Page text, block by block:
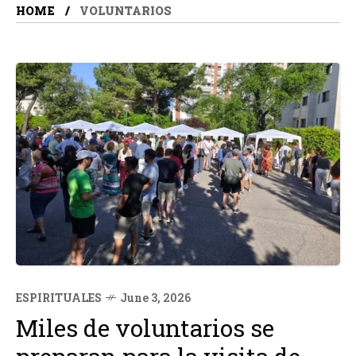
HOME VOLUNTARIOS
ESPIRITUALES June 3, 2026
Miles de voluntarios se